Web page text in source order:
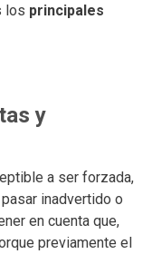
los principales
y
a ser forzada,
inadvertido o
en cuenta que,
previamente el